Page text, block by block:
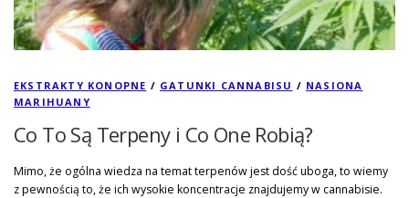
EKSTRAKTY KONOPNE / GATUNKI CANNABISU / NASIONA
MARIHUANY
Co To Są Terpeny i Co One Robią?
Mimo, że ogólna wiedza na temat terpenów jest dość uboga, to wiemy
z pewnością to, że ich wysokie koncentracje znajdujemy w cannabisie.